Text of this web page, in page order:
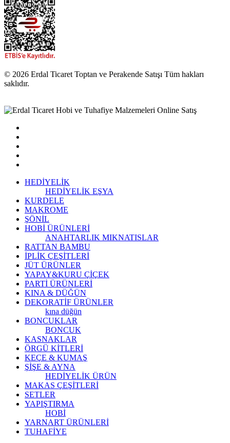
© 2026 Erdal Ticaret Toptan ve Perakende Satışı Tüm hakları
saklıdır.
HEDİYELİK
HEDİYELİK EŞYA
KURDELE
MAKROME
ŞÖNİL
HOBİ ÜRÜNLERİ
ANAHTARLIK MIKNATISLAR
RATTAN BAMBU
İPLİK ÇEŞİTLERİ
JÜT ÜRÜNLER
YAPAY&KURU ÇİÇEK
PARTİ ÜRÜNLERİ
KINA & DÜĞÜN
DEKORATİF ÜRÜNLER
kına düğün
BONCUKLAR
BONCUK
KASNAKLAR
ÖRGÜ KİTLERİ
KEÇE & KUMAŞ
ŞİŞE & AYNA
HEDİYELİK ÜRÜN
MAKAS ÇEŞİTLERİ
SETLER
YAPIŞTIRMA
HOBİ
YARNART ÜRÜNLERİ
TUHAFİYE